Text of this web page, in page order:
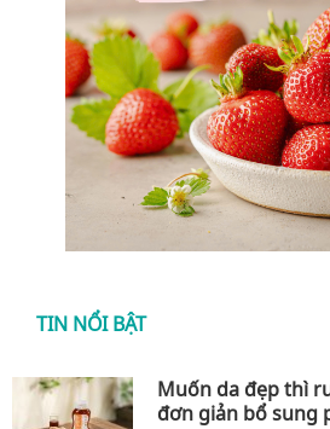
TIN NỔI BẬT
Muốn da đẹp thì
đơn giản bổ sung